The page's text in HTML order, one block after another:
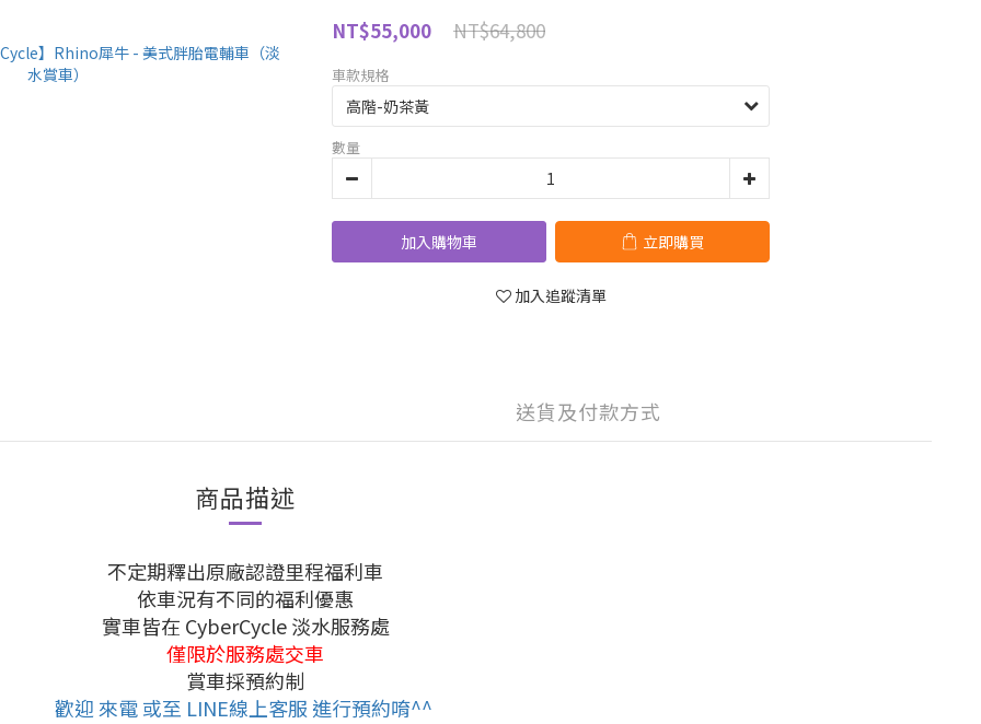
NT$64,800
NT$55,000
車款規格
數量
加入購物車 立即購買
加入追蹤清單
送貨及付款方式
商品描述
不定期釋出原廠認證里程福利車
依車況有不同的福利優惠
實車皆在 CyberCycle 淡水服務處
僅限於服務處交車
賞車採預約制
歡迎 來電 或至 LINE線上客服 進行預約唷^^